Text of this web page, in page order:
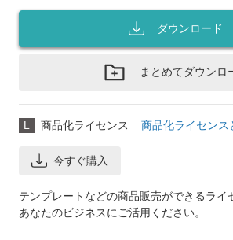
ダウンロード
まとめてダウンロ
L 商品化ライセンス 商品化ライセンス
今すぐ購入
テンプレートなどの商品販売ができるライ
あなたのビジネスにご活用ください。